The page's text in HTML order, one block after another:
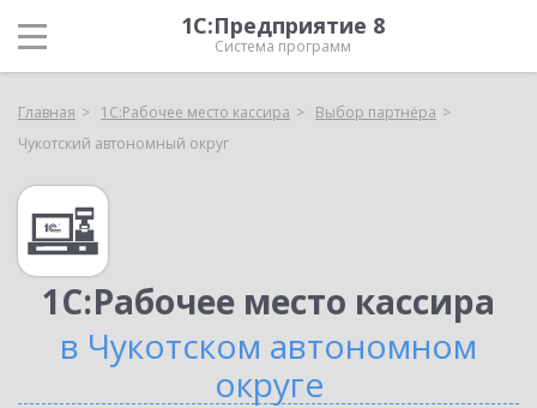
1С:Предприятие 8
Система программ
Главная 1С:Рабочее место кассира
Выбор партнёра
Чукотский автономный округ
1С:Рабочее место кассира
в Чукотском автономном
округе